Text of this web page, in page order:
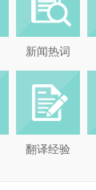
新闻热词
翻译经验